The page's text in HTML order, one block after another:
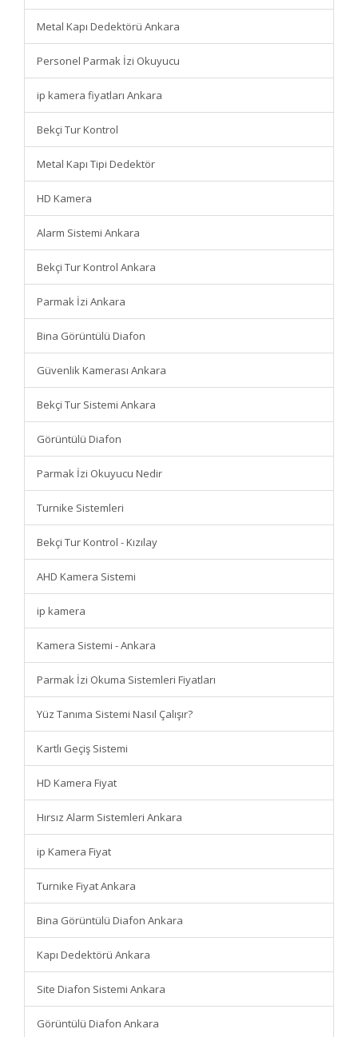
Metal Kapı Dedektörü Ankara
Personel Parmak İzi Okuyucu
ip kamera fiyatları Ankara
Bekçi Tur Kontrol
Metal Kapı Tipi Dedektör
HD Kamera
Alarm Sistemi Ankara
Bekçi Tur Kontrol Ankara
Parmak İzi Ankara
Bina Görüntülü Diafon
Güvenlik Kamerası Ankara
Bekçi Tur Sistemi Ankara
Görüntülü Diafon
Parmak İzi Okuyucu Nedir
Turnike Sistemleri
Bekçi Tur Kontrol - Kızılay
AHD Kamera Sistemi
ip kamera
Kamera Sistemi - Ankara
Parmak İzi Okuma Sistemleri Fiyatları
Yüz Tanıma Sistemi Nasıl Çalışır?
Kartlı Geçiş Sistemi
HD Kamera Fiyat
Hırsız Alarm Sistemleri Ankara
ip Kamera Fiyat
Turnike Fiyat Ankara
Bina Görüntülü Diafon Ankara
Kapı Dedektörü Ankara
Site Diafon Sistemi Ankara
Görüntülü Diafon Ankara